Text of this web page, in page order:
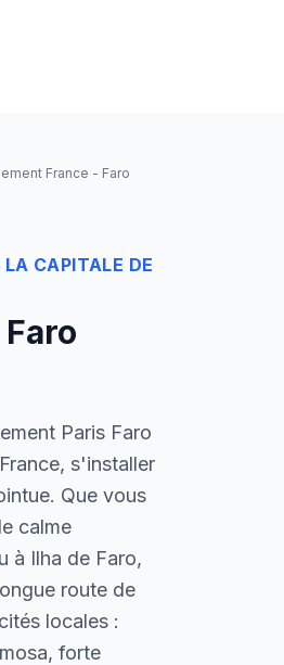
France - Faro
CAPITALE DE
Paris Faro
s'installer
Que vous
calme
à Ilha de Faro,
route de
locales :
forte